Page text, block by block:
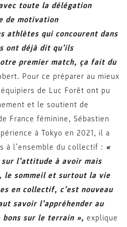
toute la délégation
de motivation
athlètes qui concourent dans
ont déjà dit qu’ils
premier match, ça fait du
Pour ce préparer au mieux
de Luc Forêt ont pu
et le soutient de
France féminine, Sébastien
à Tokyo en 2021, il a
à l’ensemble du collectif : «
l’attitude à avoir mais
le sommeil et surtout la vie
en collectif, c’est nouveau
savoir l’appréhender au
sur le terrain », explique